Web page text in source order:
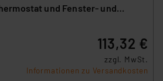
und Fenster- und
113,32 €
zzgl. MwSt.
Informationen zu Versandkosten